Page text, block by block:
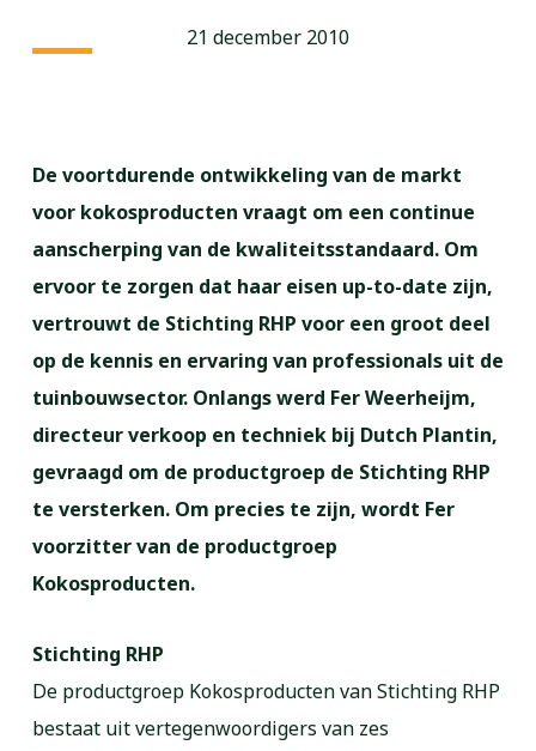
21 december 2010
De voortdurende ontwikkeling van de markt
voor kokosproducten vraagt om een continue
aanscherping van de kwaliteitsstandaard. Om
ervoor te zorgen dat haar eisen up-to-date zijn,
vertrouwt de Stichting RHP voor een groot deel
op de kennis en ervaring van professionals uit de
tuinbouwsector. Onlangs werd Fer Weerheijm,
directeur verkoop en techniek bij Dutch Plantin,
gevraagd om de productgroep de Stichting RHP
te versterken. Om precies te zijn, wordt Fer
voorzitter van de productgroep
Kokosproducten.
Stichting RHP
De productgroep Kokosproducten van Stichting RHP
bestaat uit vertegenwoordigers van zes